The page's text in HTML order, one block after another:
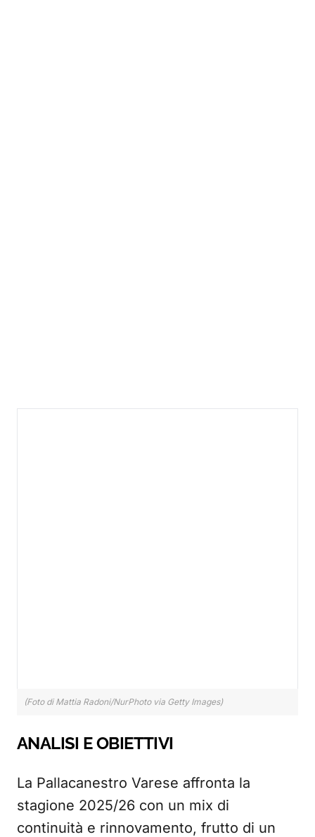
(Foto di Mattia Radoni/NurPhoto via Getty Images)
ANALISI E OBIETTIVI
La Pallacanestro Varese affronta la
stagione 2025/26 con un mix di
continuità e rinnovamento, frutto di un